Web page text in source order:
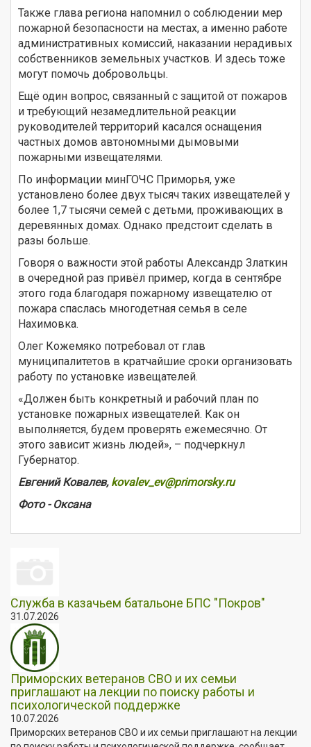
Также глава региона напомнил о соблюдении мер
пожарной безопасности на местах, а именно работе
административных комиссий, наказании нерадивых
собственников земельных участков. И здесь тоже
могут помочь добровольцы.
Ещё один вопрос, связанный с защитой от пожаров
и требующий незамедлительной реакции
руководителей территорий касался оснащения
частных домов автономными дымовыми
пожарными извещателями.
По информации минГОЧС Приморья, уже
установлено более двух тысяч таких извещателей у
более 1,7 тысячи семей с детьми, проживающих в
деревянных домах. Однако предстоит сделать в
разы больше.
Говоря о важности этой работы Александр Златкин
в очередной раз привёл пример, когда в сентябре
этого года благодаря пожарному извещателю от
пожара спаслась многодетная семья в селе
Нахимовка.
Олег Кожемяко потребовал от глав
муниципалитетов в кратчайшие сроки организовать
работу по установке извещателей.
«Должен быть конкретный и рабочий план по
установке пожарных извещателей. Как он
выполняется, будем проверять ежемесячно. От
этого зависит жизнь людей», – подчеркнул
Губернатор.
Евгений Ковалев, kovalev_ev@primorsky.ru
Фото - Оксана
Служба в казачьем батальоне БПС "Покров"
31.07.2026
Приморских ветеранов СВО и их семьи
приглашают на лекции по поиску работы и
психологической поддержке
10.07.2026
Приморских ветеранов СВО и их семьи приглашают на лекции